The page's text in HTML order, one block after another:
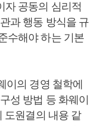
자 공동의 심리적
과 행동 방식을 규
수해야 하는 기본
이의 경영 철학에
성 방법 등 화웨이
도원결의 내용 같